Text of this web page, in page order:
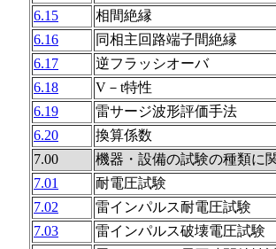
6.15
相間絶縁
6.16
同相主回路端子間絶縁
6.17
逆フラッシオーバ
6.18
V－t特性
6.19
雷サージ波形評価手法
6.20
換算係数
7.00
機器・設備の試験の種類に
7.01
耐電圧試験
7.02
雷インパルス耐電圧試験
7.03
雷インパルス破壊電圧試験